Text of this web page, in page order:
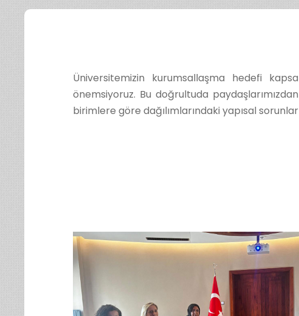
Üniversitemizin kurumsallaşma hedefi
önemsiyoruz. Bu doğrultuda
birimlere göre dağılımlarındaki yapısal